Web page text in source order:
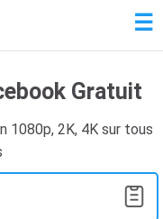
☰
Gratuit
1080p, 2K, 4K sur tous